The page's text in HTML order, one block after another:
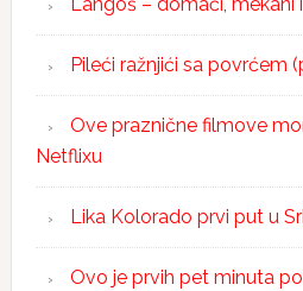
Pileći ražnjići sa povrćem
Ove praznične filmove
Netflixu
Lika Kolorado prvi put u
Ovo je prvih pet minuta